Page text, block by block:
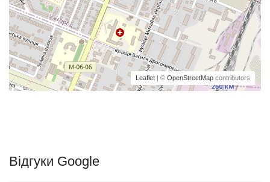
Leaflet | © OpenStreetMap contributors
Відгуки Google